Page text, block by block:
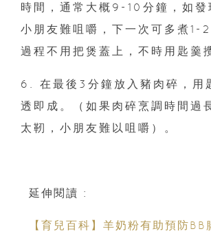
時間，通常大概9-10分鐘，如發
小朋友難咀嚼，下一次可多煮1-
過程不用把煲蓋上，不時用匙羹
6. 在最後3分鐘放入豬肉碎，用
透即成。（如果肉碎烹調時間過
太靭，小朋友難以咀嚼）。
延伸閱讀 :
【育兒百科】羊奶粉有助預防BB